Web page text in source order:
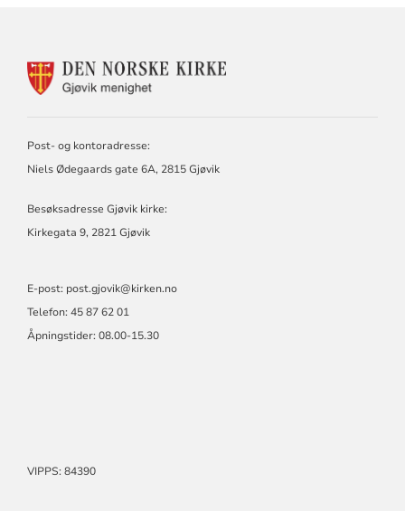
KONTAKTINFORMASJON
Post- og kontoradresse:
Niels Ødegaards gate 6A, 2815 Gjøvik
Besøksadresse Gjøvik kirke:
Kirkegata 9, 2821 Gjøvik
E-post: post.gjovik@kirken.no
Telefon: 45 87 62 01
Åpningstider: 08.00-15.30
VIPPS: 84390